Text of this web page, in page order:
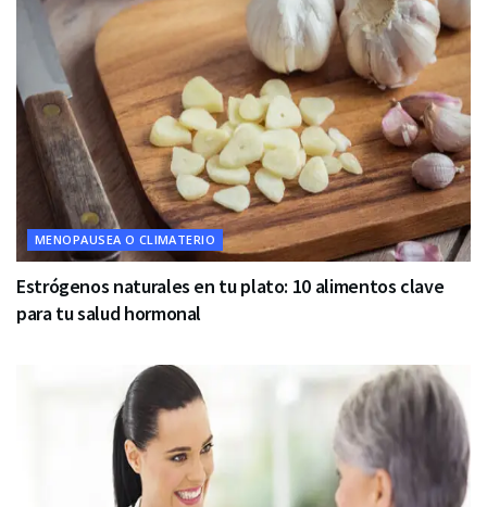
MENOPAUSEA O CLIMATERIO
Estrógenos naturales en tu plato: 10 alimentos clave
para tu salud hormonal